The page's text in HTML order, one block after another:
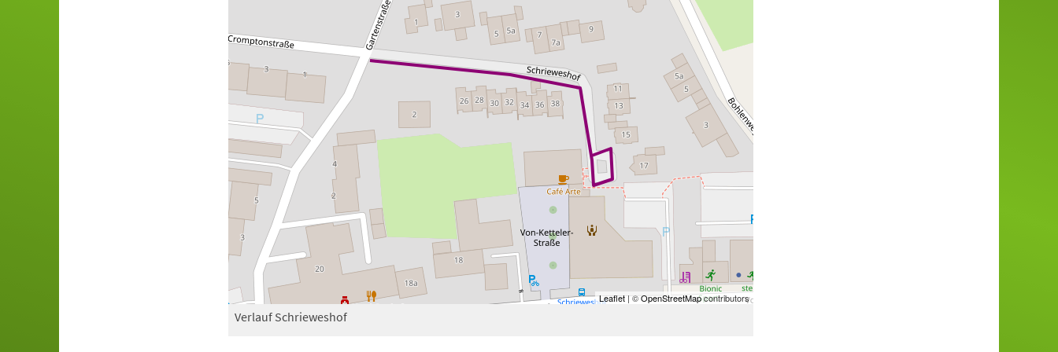
Leaflet| ©OpenStreetMapcontributors
Verlauf Schrieweshof